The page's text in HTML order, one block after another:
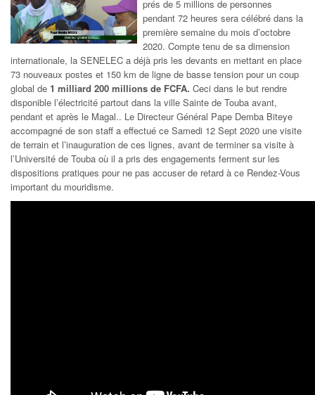
prés de 5 millions de personnes
pendant 72 heures sera célébré dans la
première semaine du mois d’octobre
2020. Compte tenu de sa dimension
internationale, la SENELEC a déjà pris les devants en mettant en place
73 nouveaux postes et 150 km de ligne de basse tension pour un coup
global de 1 milliard 200 millions de FCFA. Ceci dans le but rendre
disponible l’électricité partout dans la ville Sainte de Touba avant,
pendant et après le Magal.. Le Directeur Général Pape Demba Biteye
accompagné de son staff a effectué ce Samedi 12 Sept 2020 une visite
de terrain et l’inauguration de ces lignes, avant de terminer sa visite à
l’Université de Touba où il a pris des engagements ferment sur les
dispositions pratiques pour ne pas accuser de retard à ce Rendez-Vous
important du mouridisme.